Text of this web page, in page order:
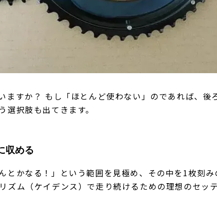
すか？ もし「ほとんど使わない」のであれば、後
選択肢も出てきます。
収める
とかなる！」という範囲を見極め、その中を1枚刻み
ム（ケイデンス）で走り続けるための理想のセッテ